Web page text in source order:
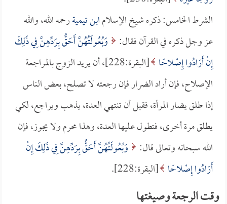
الشرط الخامس: ذكره شيخ الإسلامابن تيميةرحمه الله، والله
عز وجل ذكره في القرآن فقال:
وَبُعُولَتُهُنَّ أَحَقُّ بِرَدِّهِنَّ فِي ذَلِكَ
إِنْ أَرَادُوا إِصْلاحًا
[البقرة:228]، أن يريد الزوج بالمراجعة
الإصلاح، فإن أراد الضرار فإن رجعته لا تصلح، بعض الناس
إذا طلق يضار المرأة، فقبل أن تنتهي العدة، يذهب ويراجع، لكي
يطلق مرة أخرى، فتطول عليها العدة، وهذا محرم ولا يجوز، فإن
الله سبحانه وتعالى قال:
وَبُعُولَتُهُنَّ أَحَقُّ بِرَدِّهِنَّ فِي ذَلِكَ إِنْ
أَرَادُوا إِصْلاحًا [البقرة:228].
وقت الرجعة وصيغتها